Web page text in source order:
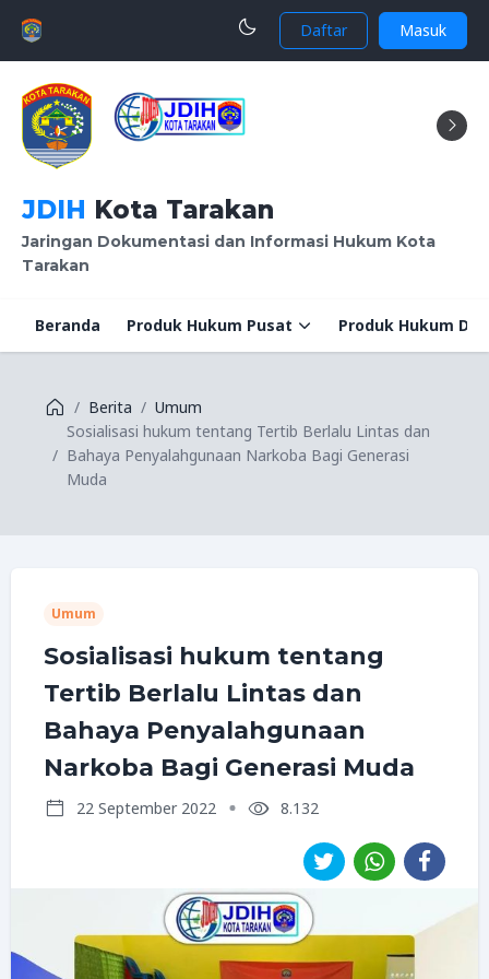
Daftar Masuk
JDIH Kota Tarakan
Jaringan Dokumentasi dan Informasi Hukum Kota
Tarakan
Beranda Produk Hukum Pusat Produk Hukum
Berita
Umum
Sosialisasi hukum tentang Tertib Berlalu Lintas dan
Bahaya Penyalahgunaan Narkoba Bagi Generasi
Muda
Umum
Sosialisasi hukum tentang
Tertib Berlalu Lintas dan
Bahaya Penyalahgunaan
Narkoba Bagi Generasi Muda
22 September 2022 8.132